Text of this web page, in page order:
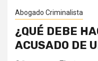
Abogado Criminalista
¿QUÉ DEBE
ACUSADO DE